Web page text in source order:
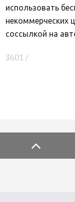
2014
2013
2011
использовать
некоммерческих
соссылкой на
3601 /